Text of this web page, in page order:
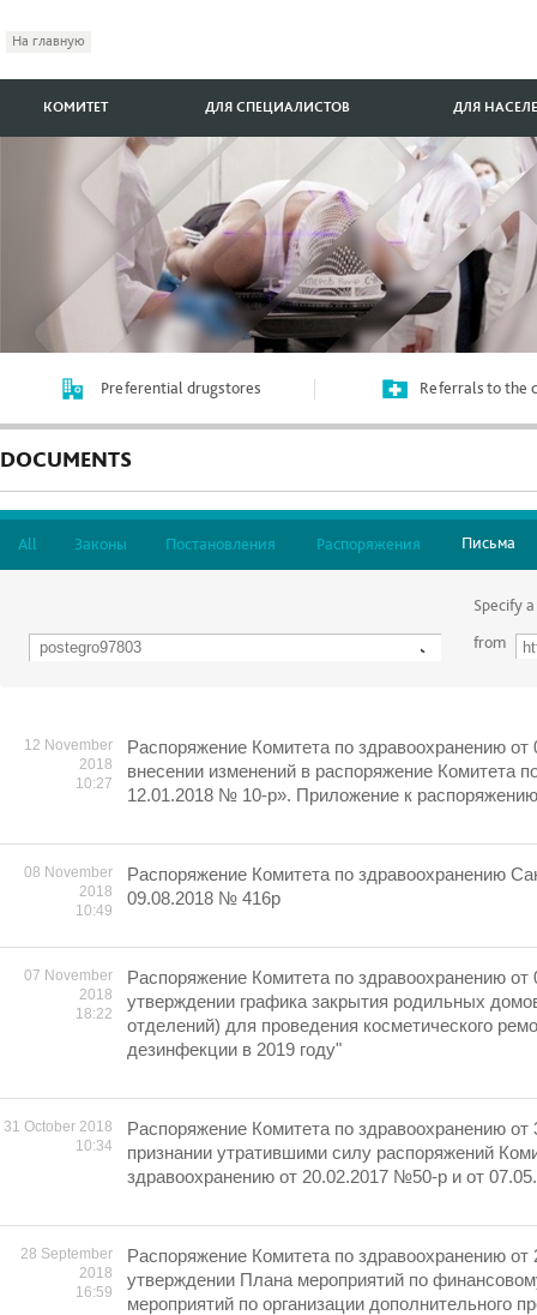
На главную
КОМИТЕТ ДЛЯ СПЕЦИАЛИСТОВ ДЛЯ
Preferential drugstores Referrals to the
DOCUMENTS
All Законы Постановления Распоряжения Письма
Specify
from
12 November
2018
10:27
Распоряжение Комитета по здравоохранению
внесении изменений в распоряжение Комитета
12.01.2018 № 10-р». Приложение к распоряжению
08 November
2018
10:49
Распоряжение Комитета по здравоохранению
09.08.2018 № 416р
07 November
2018
18:22
Распоряжение Комитета по здравоохранению
утверждении графика закрытия родильных
отделений) для проведения косметического
дезинфекции в 2019 году"
31 October 2018
10:34
Распоряжение Комитета по здравоохранению
признании утратившими силу распоряжений
здравоохранению от 20.02.2017 №50-р и от
28 September
2018
16:59
Распоряжение Комитета по здравоохранению
утверждении Плана мероприятий по
мероприятий по организации дополнительного